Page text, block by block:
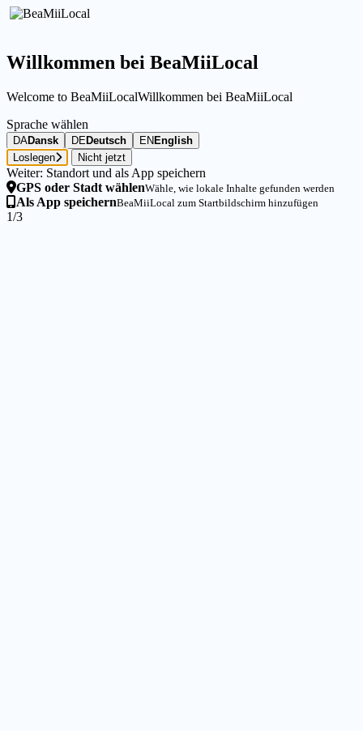
Willkommen bei BeaMiiLocal
Welcome to BeaMiiLocalWillkommen bei BeaMiiLocal
Sprache wählen
DADansk DE Deutsch EN English
Loslegen
Nicht jetzt
Weiter: Standort und als App speichern
GPS oder Stadt wählenWähle, wie lokale Inhalte gefunden werden
Als App speichernBeaMiiLocal zum Startbildschirm hinzufügen
1/3